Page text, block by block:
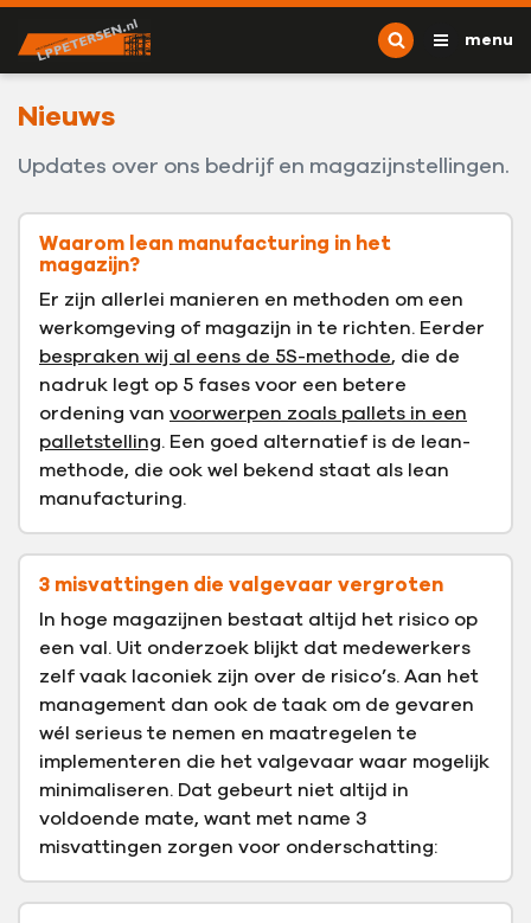
Ga naar content
L.P. Petersen
menu
Nieuws
Updates over ons bedrijf en magazijnstellingen.
Waarom lean manufacturing in het
magazijn?
Er zijn allerlei manieren en methoden om een
werkomgeving of magazijn in te richten. Eerder
bespraken wij al eens de 5S-methode, die de
nadruk legt op 5 fases voor een betere
ordening van voorwerpen zoals pallets in een
palletstelling. Een goed alternatief is de lean-
methode, die ook wel bekend staat als lean
manufacturing.
3 misvattingen die valgevaar vergroten
In hoge magazijnen bestaat altijd het risico op
een val. Uit onderzoek blijkt dat medewerkers
zelf vaak laconiek zijn over de risico’s. Aan het
management dan ook de taak om de gevaren
wél serieus te nemen en maatregelen te
implementeren die het valgevaar waar mogelijk
minimaliseren. Dat gebeurt niet altijd in
voldoende mate, want met name 3
misvattingen zorgen voor onderschatting: